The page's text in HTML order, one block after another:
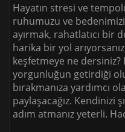
Hayatın stresi ve
ruhumuzu ve
ayırmak, rahatlatıcı bir
harika bir yol
keşfetmeye ne dersiniz?
yorgunluğun getirdiği
bırakmanıza yardımcı
paylaşacağız. Kendinizi
adım atmanız yeterli.